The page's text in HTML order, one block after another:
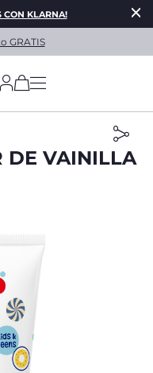
CON KLARNA!
GRATIS
(has more options
DE VAINILLA